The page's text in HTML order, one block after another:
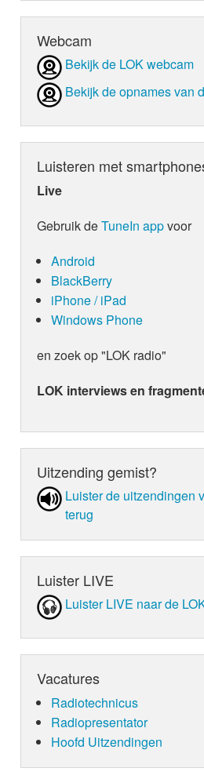
Webcam
Bekijk de LOK webcam
Bekijk de opnames van
Luisteren met
Live
Gebruik deTuneIn appvoor
Android
BlackBerry
iPhone / iPad
Windows Phone
en zoek op "LOK radio"
LOK interviews en
Uitzending gemist?
Luister de uit­zen­din­gen
terug
Luister LIVE
Luister LIVE naar de
Vacatures
Radiotechnicus
Radiopresentator
Hoofd Uitzendingen